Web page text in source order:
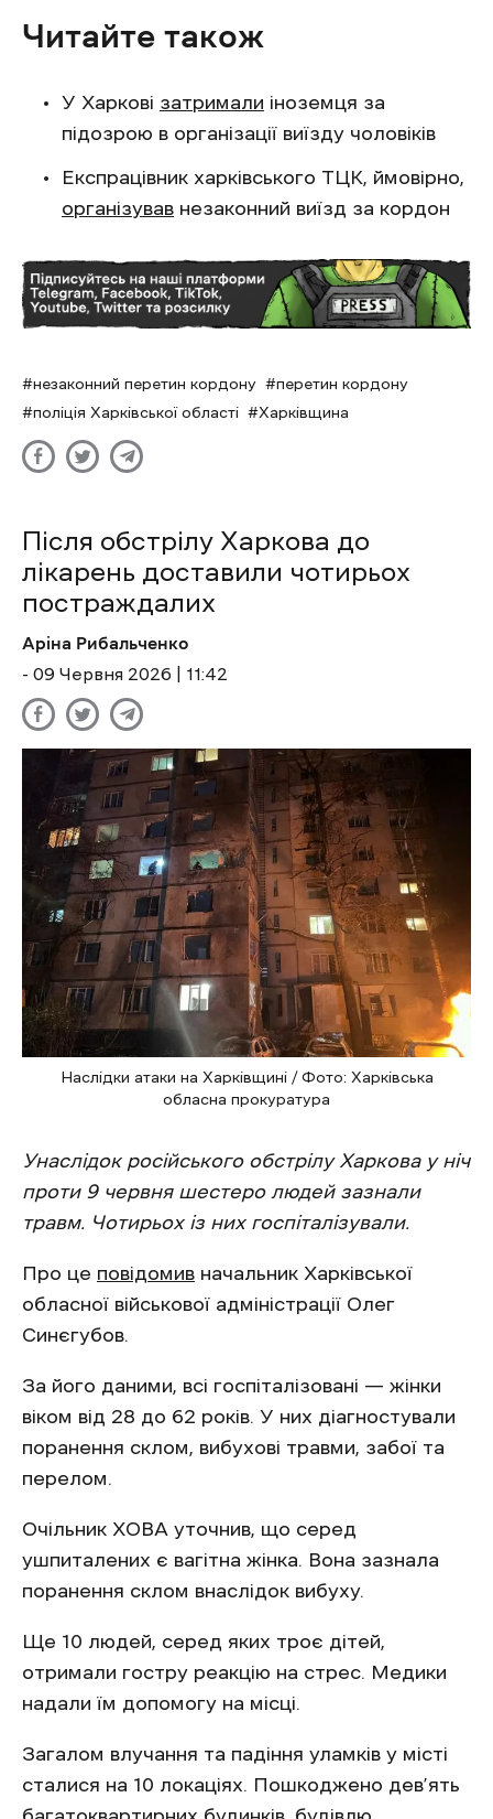
Читайте також
У Харкові затримали іноземця за
підозрою в організації виїзду чоловіків
Експрацівник харківського ТЦК, ймовірно,
організував незаконний виїзд за кордон
незаконний перетин кордону
перетин кордону
поліція Харківської області
Харківщина
Після обстрілу Харкова до
лікарень доставили чотирьох
постраждалих
Аріна Рибальченко
- 09 Червня 2026 | 11:42
Наслідки атаки на Харківщині / Фото: Харківська
обласна прокуратура
Унаслідок російського обстрілу Харкова у ніч
проти 9 червня шестеро людей зазнали
травм. Чотирьох із них госпіталізували.
Про це повідомив начальник Харківської
обласної військової адміністрації Олег
Синєгубов.
За його даними, всі госпіталізовані — жінки
віком від 28 до 62 років. У них діагностували
поранення склом, вибухові травми, забої та
перелом.
Очільник ХОВА уточнив, що серед
ушпиталених є вагітна жінка. Вона зазнала
поранення склом внаслідок вибуху.
Ще 10 людей, серед яких троє дітей,
отримали гостру реакцію на стрес. Медики
надали їм допомогу на місці.
Загалом влучання та падіння уламків у місті
сталися на 10 локаціях. Пошкоджено дев’ять